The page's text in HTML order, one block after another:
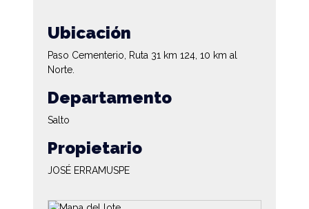
Ubicación
Paso Cementerio, Ruta 31 km 124, 10 km al
Norte.
Departamento
Salto
Propietario
JOSÉ ERRAMUSPE